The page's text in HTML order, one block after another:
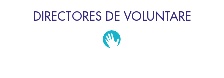
DIRECTORES DE VOLUNTARE